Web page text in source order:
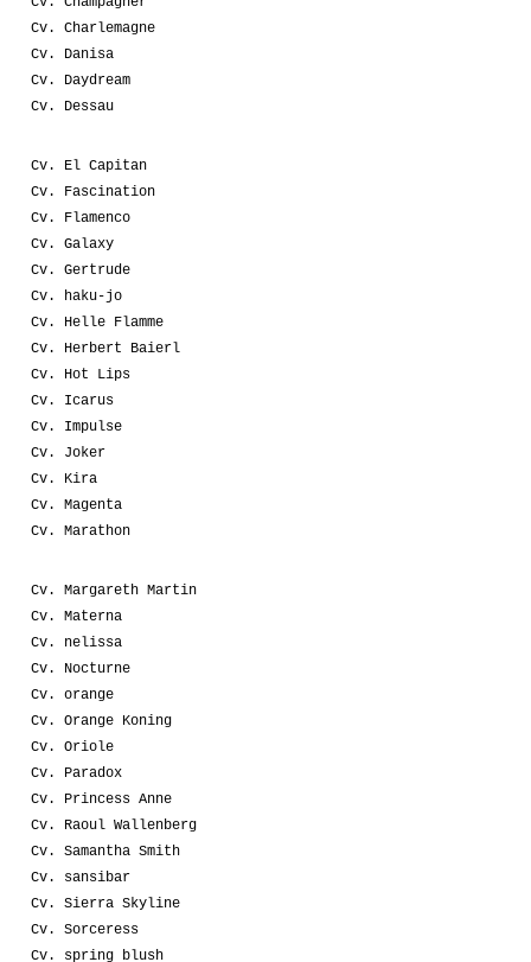
Cv. Charlemagne
Cv. Danisa
Cv. Daydream
Cv. Dessau
Cv. El Capitan
Cv. Fascination
Cv. Flamenco
Cv. Galaxy
Cv. Gertrude
Cv. haku-jo
Cv. Helle Flamme
Cv. Herbert Baierl
Cv. Hot Lips
Cv. Icarus
Cv. Impulse
Cv. Joker
Cv. Kira
Cv. Magenta
Cv. Marathon
Cv. Margareth Martin
Cv. Materna
Cv. nelissa
Cv. Nocturne
Cv. orange
Cv. Orange Koning
Cv. Oriole
Cv. Paradox
Cv. Princess Anne
Cv. Raoul Wallenberg
Cv. Samantha Smith
Cv. sansibar
Cv. Sierra Skyline
Cv. Sorceress
Cv. spring blush